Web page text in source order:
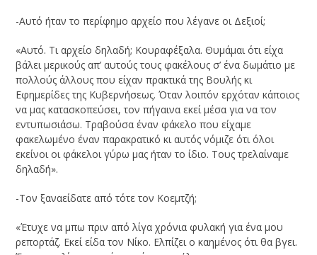
-Αυτό ήταν το περίφημο αρχείο που λέγανε οι Δεξιοί;
«Αυτό. Τι αρχείο δηλαδή; Κουραφέξαλα. Θυμάμαι ότι είχα
βάλει μερικούς απ’ αυτούς τους φακέλους σ’ ένα δωμάτιο με
πολλούς άλλους που είχαν πρακτικά της Βουλής κι
Εφημερίδες της Κυβερνήσεως. Όταν λοιπόν ερχόταν κάποιος
να μας κατασκοπεύσει, τον πήγαινα εκεί μέσα για να τον
εντυπωσιάσω. Τραβούσα έναν φάκελο που είχαμε
φακελωμένο έναν παρακρατικό κι αυτός νόμιζε ότι όλοι
εκείνοι οι φάκελοι γύρω μας ήταν το ίδιο. Τους τρελαίναμε
δηλαδή».
-Τον ξαναείδατε από τότε τον Κοεμτζή;
«Έτυχε να μπω πριν από λίγα χρόνια φυλακή για ένα μου
ρεπορτάζ. Εκεί είδα τον Νίκο. Ελπίζει ο καημένος ότι θα βγει.